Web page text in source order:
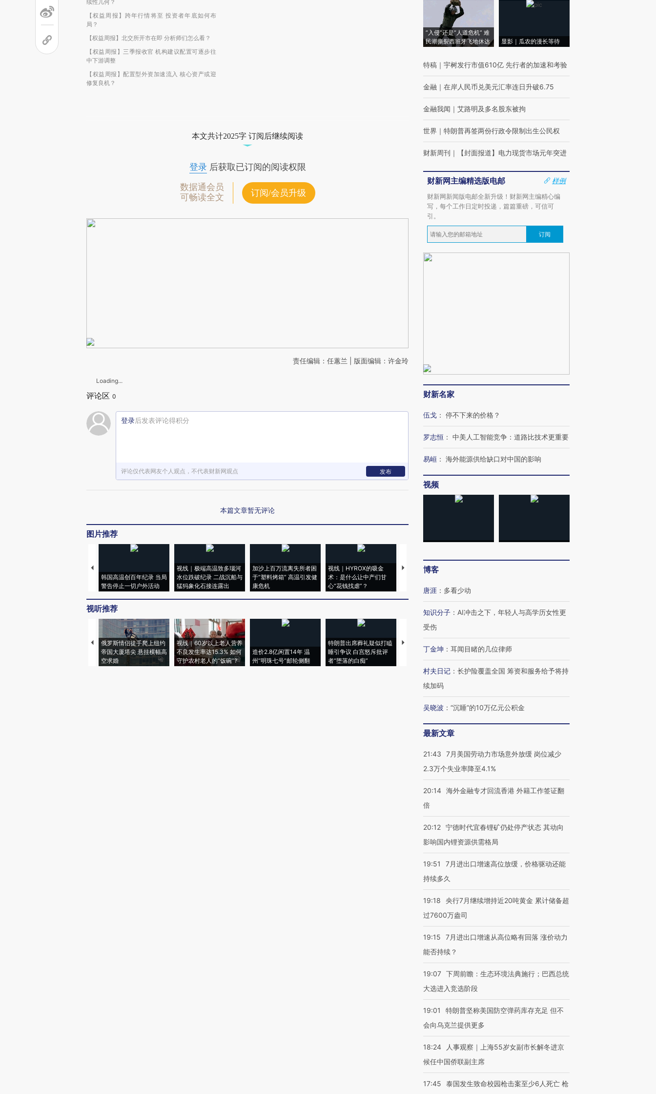
续性几何？
【权益周报】跨年行情将至 投资者年底如何布
局？
【权益周报】北交所开市在即 分析师们怎么看？
【权益周报】三季报收官 机构建议配置可逐步往
中下游调整
【权益周报】配置型外资加速流入 核心资产或迎
修复良机？
本文共计2025字 订阅后继续阅读
登录后获取已订阅的阅读权限
数据通会员
可畅读全文
订阅/会员升级
责任编辑：任蕙兰 | 版面编辑：许金玲
Loading...
评论区 0
登录后发表评论得积分
评论仅代表网友个人观点，不代表财新网观点 发布
本篇文章暂无评论
图片推荐
韩国高温创百年纪录 当局
警告停止一切户外活动
视线｜极端高温致多瑙河
水位跌破纪录 二战沉船与
猛犸象化石接连露出
加沙上百万流离失所者困
于“塑料烤箱” 高温引发健
康危机
视线｜HYROX的吸金
术：是什么让中产们甘
心“花钱找虐”？
马航飞行员跨国走私7万
视听推荐
俄罗斯情侣徒手爬上纽约
帝国大厦塔尖 悬挂横幅高
空求婚
视线｜60岁以上老人营养
不良发生率达15.3% 如何
守护农村老人的“饭碗”?
造价2.8亿闲置14年 温
州“明珠七号”邮轮侧翻
特朗普出席葬礼疑似打瞌
睡引争议 白宫怒斥批评
者“堕落的白痴”
视线｜全球最热百城独占
97个 印度如何熬过48°C
38岁梅西上演帽子戏法
阿根廷3-0阿尔及利亚
警告停止一切户外活动
“入侵”还是“人道危机” 难
民潮撕裂西班牙飞地休达
显影｜瓜农的漫长等待
特稿 ｜ 宇树发行市值610亿 先行者的加速和考验
金融 ｜ 在岸人民币兑美元汇率连日升破6.75
金融我闻 ｜ 艾路明及多名股东被拘
世界 ｜ 特朗普再签两份行政令限制出生公民权
财新周刊 ｜ 【封面报道】电力现货市场元年突进
财新网主编精选版电邮
样例
财新网新闻版电邮全新升级！财新网主编精心编
写，每个工作日定时投递，篇篇重磅，可信可
引。
订阅
财新名家
伍戈 ： 停不下来的价格？
罗志恒 ： 中美人工智能竞争：道路比技术更重要
易峘 ： 海外能源供给缺口对中国的影响
视频
博客
唐涯 ： 多看少动
知识分子 ： AI冲击之下，年轻人与高学历女性更
受伤
丁金坤 ： 耳闻目睹的几位律师
村夫日记 ： 长护险覆盖全国 筹资和服务给予将持
续加码
吴晓波 ： “沉睡”的10万亿元公积金
最新文章
21:43
7月美国劳动力市场意外放缓 岗位减少
2.3万个失业率降至4.1%
20:14 海外金融专才回流香港 外籍工作签证翻
倍
20:12 宁德时代宜春锂矿仍处停产状态 其动向
影响国内锂资源供需格局
19:51
7月进出口增速高位放缓，价格驱动还能
持续多久
19:18
央行7月继续增持近20吨黄金 累计储备超
过7600万盎司
19:15
7月进出口增速从高位略有回落 涨价动力
能否持续？
19:07 下周前瞻：生态环境法典施行；巴西总统
大选进入竞选阶段
19:01
特朗普坚称美国防空弹药库存充足 但不
会向乌克兰提供更多
18:24
人事观察｜上海55岁女副市长解冬进京
候任中国侨联副主席
17:45 泰国发生致命校园枪击案至少6人死亡 枪